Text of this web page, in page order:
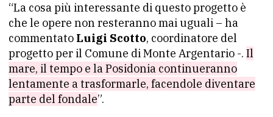
“La cosa più interessante di questo progetto è
che le opere non resteranno mai uguali – ha
commentato Luigi Scotto, coordinatore del
progetto per il Comune di Monte Argentario -. Il
mare, il tempo e la Posidonia continueranno
lentamente a trasformarle, facendole diventare
parte del fondale”.